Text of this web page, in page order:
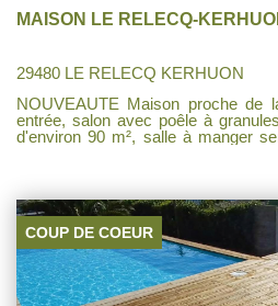
MAISON LE RELECQ-
29480 LE RELECQ KERHUON
NOUVEAUTE Maison proche de
entrée, salon avec poêle à granules donnant sur le jardin clos
d'environ 90 m², salle à manger semi-
auxquels ce bien est exposé
Géorisques : www.georisques.gouv.fr
COUP DE COEUR